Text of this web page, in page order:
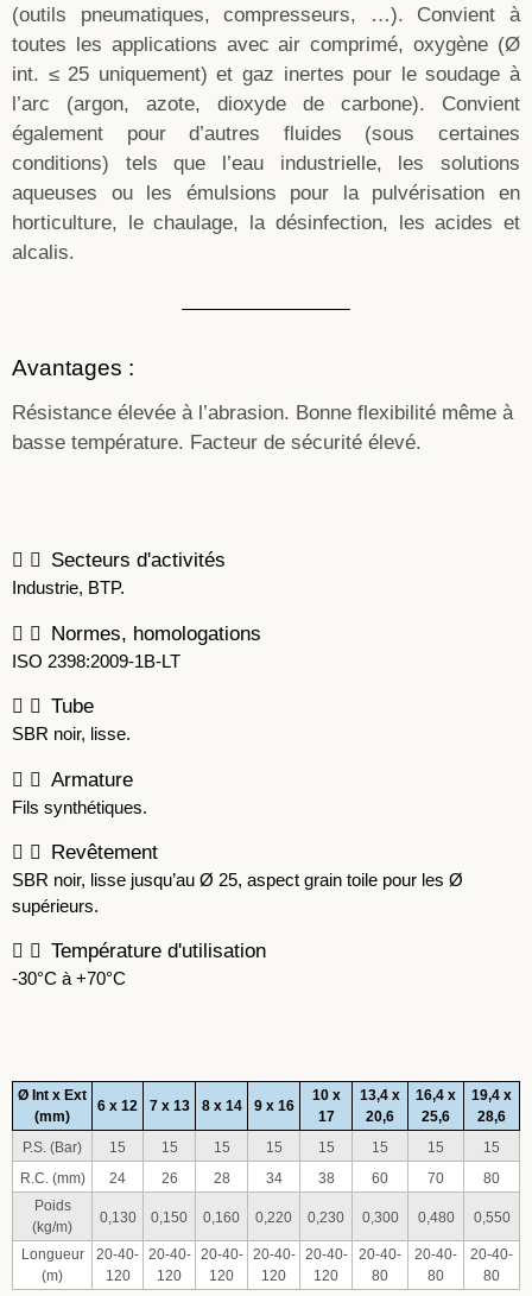
(outils pneumatiques, compresseurs, …). Convient à
toutes les applications avec air comprimé, oxygène (Ø
int. ≤ 25 uniquement) et gaz inertes pour le soudage à
l’arc (argon, azote, dioxyde de carbone). Convient
également pour d’autres fluides (sous certaines
conditions) tels que l’eau industrielle, les solutions
aqueuses ou les émulsions pour la pulvérisation en
horticulture, le chaulage, la désinfection, les acides et
alcalis.
Avantages :
Résistance élevée à l’abrasion. Bonne flexibilité même à
basse température. Facteur de sécurité élevé.
Secteurs d'activités
Industrie, BTP.
Normes, homologations
ISO 2398:2009-1B-LT
Tube
SBR noir, lisse.
Armature
Fils synthétiques.
Revêtement
SBR noir, lisse jusqu’au Ø 25, aspect grain toile pour les Ø
supérieurs.
Température d'utilisation
-30°C à +70°C
Ø Int x Ext
(mm)
6 x 12 7 x 13 8 x 14 9 x 16
10 x
17
13,4 x
20,6
16,4 x
25,6
19,4 x
28,6
P.S. (Bar)
15 15 15 15 15 15 15
15
R.C. (mm)
24 26 28 34 38 60 70
80
Poids
(kg/m)
0,130 0,150 0,160 0,220 0,230 0,300 0,480 0,550
Longueur
(m)
20-40-
120
20-40-
120
20-40-
120
20-40-
120
20-40-
120
20-40-
80
20-40-
80
20-40-
80